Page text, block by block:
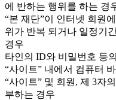
에 반하는 행위를 하는 경
“본 재단”이 인터넷 회원
위가 반복 되거나 일정기
경우
타인의 ID와 비밀번호 등
“사이트” 내에서 컴퓨터
“사이트” 및 회원, 제 3자
부하는 경우